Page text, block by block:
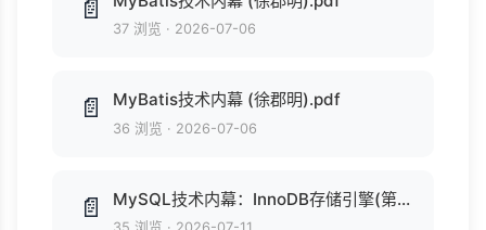
📄
37 浏览 · 2026-07-06
📄 MyBatis技术内幕 (徐郡明).pdf
36 浏览 · 2026-07-06
📄 MySQL技术内幕：InnoDB存储引擎(第2版) (数据库技术丛书) (姜承尧).mobi